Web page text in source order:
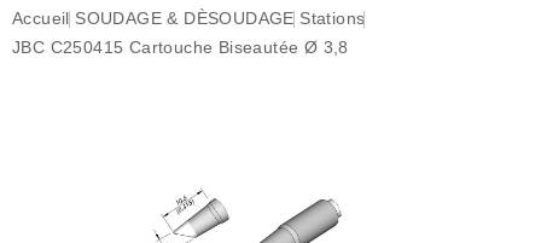
Accueil SOUDAGE & DÈSOUDAGE Stations
JBC C250415 Cartouche Biseautée Ø 3,8